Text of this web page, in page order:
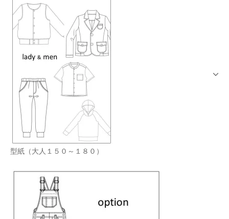
型紙（大人１５０～１８０）